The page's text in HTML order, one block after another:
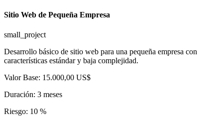
Sitio Web de Pequeña Empresa
small_project
Desarrollo básico de sitio web para una pequeña empresa con
características estándar y baja complejidad.
Valor Base: 15.000,00 US$
Duración: 3 meses
Riesgo: 10 %